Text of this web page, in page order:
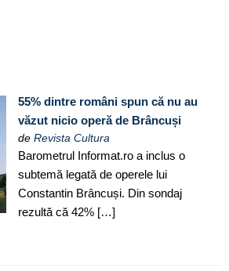
55% dintre români spun că nu au
văzut nicio operă de Brâncuși
deRevista Cultura
Barometrul Informat.ro a inclus o
subtemă legată de operele lui
Constantin Brâncuși. Din sondaj
rezultă că 42% […]